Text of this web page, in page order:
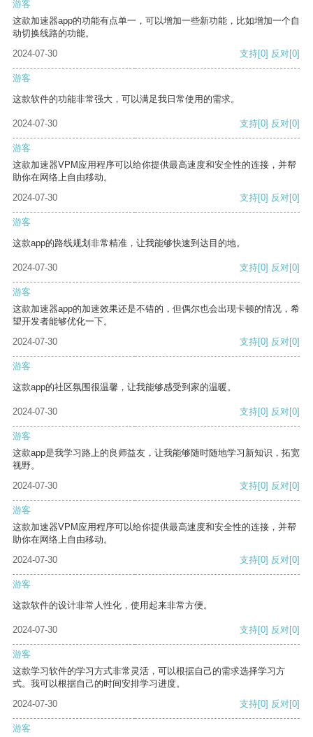
游客
这款加速器app的功能有点单一，可以增加一些新功能，比如增加一个自
动切换线路的功能。
2024-07-30
支持[0] 反对[0]
游客
这款软件的功能非常强大，可以满足我日常使用的需求。
2024-07-30 支持[0] 反对[0]
游客
这款加速器VPM应用程序可以给你提供最高速度和安全性的连接，并帮
助你在网络上自由移动。
2024-07-30
支持[0] 反对[0]
游客
这款app的路线规划非常精准，让我能够快速到达目的地。
2024-07-30 支持[0] 反对[0]
游客
这款加速器app的加速效果还是不错的，但偶尔也会出现卡顿的情况，希
望开发者能够优化一下。
2024-07-30
支持[0] 反对[0]
游客
这款app的社区氛围很温馨，让我能够感受到家的温暖。
2024-07-30 支持[0] 反对[0]
游客
这款app是我学习路上的良师益友，让我能够随时随地学习新知识，拓宽
视野。
2024-07-30
支持[0] 反对[0]
游客
这款加速器VPM应用程序可以给你提供最高速度和安全性的连接，并帮
助你在网络上自由移动。
2024-07-30
支持[0] 反对[0]
游客
这款软件的设计非常人性化，使用起来非常方便。
2024-07-30 支持[0] 反对[0]
游客
这款学习软件的学习方式非常灵活，可以根据自己的需求选择学习方
式。我可以根据自己的时间安排学习进度。
2024-07-30
支持[0] 反对[0]
游客